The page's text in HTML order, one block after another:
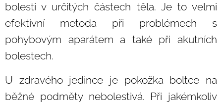
bolesti v určitých částech těla. Je to velmi
efektivní metoda při problémech s
pohybovým aparátem a také při akutních
bolestech.
U zdravého jedince je pokožka boltce na
běžné podměty nebolestivá. Při jakémkoliv